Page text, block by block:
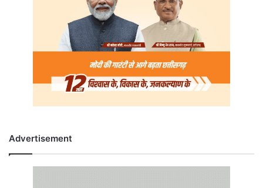
Advertisement